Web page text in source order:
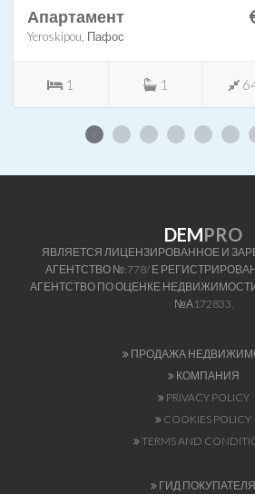
Апартамент
Yeroskipou, Пафос
1 1
DEMPRO
ЯВЛЯЕТСЯ ЛИЦЕНЗИРОВАННОЕ И
АГЕНТСТВО №:778/ Е
АГЕНТСТВО ПО ОЦЕНКЕ
№А172833.
ПРОДАЖА
КОМПАНИЯ
PRIVACY POLICY
COOKIES POLICY
TERMS AND
ГИД ПОКУПАТЕЛЯ